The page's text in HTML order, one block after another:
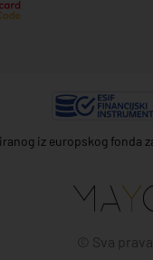
iz europskog fonda
© Sva